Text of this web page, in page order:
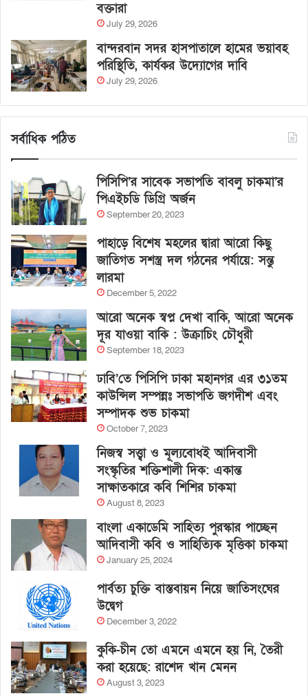
বক্তারা
July 29, 2026
বান্দরবান সদর হাসপাতালে হামের ভয়াবহ
পরিস্থিতি, কার্যকর উদ্যোগের দাবি
July 29, 2026
সর্বাধিক পঠিত
পিসিপি’র সাবেক সভাপতি বাবলু চাকমা’র
পিএইচডি ডিগ্রি অর্জন
September 20, 2023
পাহাড়ে বিশেষ মহলের দ্বারা আরো কিছু
জাতিগত সশস্ত্র দল গঠনের পর্যায়ে: সন্তু
লারমা
December 5, 2022
আরো অনেক স্বপ্ন দেখা বাকি, আরো অনেক
দূর যাওয়া বাকি : উক্রাচিং চৌধুরী
September 18, 2023
ঢাবি’তে পিসিপি ঢাকা মহানগর এর ৩১তম
কাউন্সিল সম্পন্নঃ সভাপতি জগদীশ এবং
সম্পাদক শুভ চাকমা
October 7, 2023
নিজস্ব সত্ত্বা ও মূল্যবোধই আদিবাসী
সংস্কৃতির শক্তিশালী দিক: একান্ত
সাক্ষাতকারে কবি শিশির চাকমা
August 8, 2023
বাংলা একাডেমি সাহিত্য পুরস্কার পাচ্ছেন
আদিবাসী কবি ও সাহিত্যিক মৃত্তিকা চাকমা
January 25, 2024
পার্বত্য চুক্তি বাস্তবায়ন নিয়ে জাতিসংঘের
উদ্বেগ
December 3, 2022
কুকি-চীন তো এমনে এমনে হয় নি, তৈরী
করা হয়েছে: রাশেদ খান মেনন
August 3, 2023